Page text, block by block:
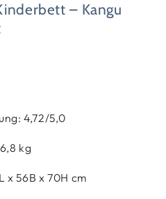
– Kangu
4,72/5,0
kg
x 56B x 70H cm